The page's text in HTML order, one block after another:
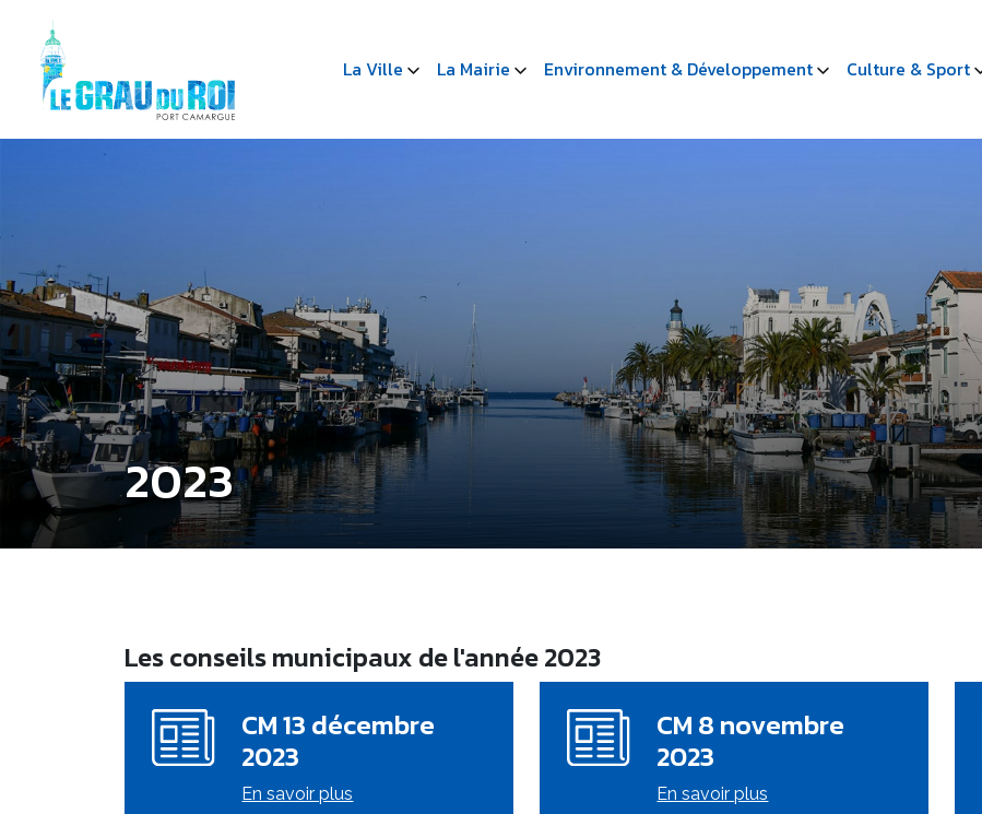
La Ville La Mairie Environnement & Développement Culture & Sport
2023
Les conseils municipaux de l'année 2023
CM 13 décembre
2023
En savoir plus
CM 8 novembre
2023
En savoir plus